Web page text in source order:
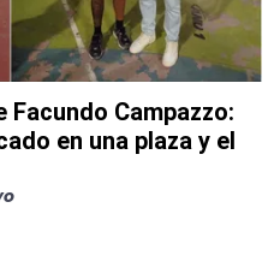
Campazzo:
en una plaza y el